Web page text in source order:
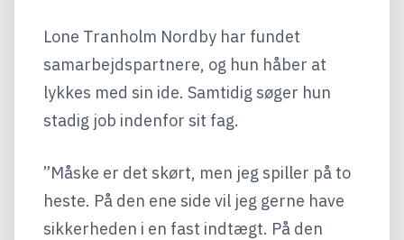
Lone Tranholm Nordby har fundet
samarbejdspartnere, og hun håber at
lykkes med sin ide. Samtidig søger hun
stadig job indenfor sit fag.
”Måske er det skørt, men jeg spiller på to
heste. På den ene side vil jeg gerne have
sikkerheden i en fast indtægt. På den